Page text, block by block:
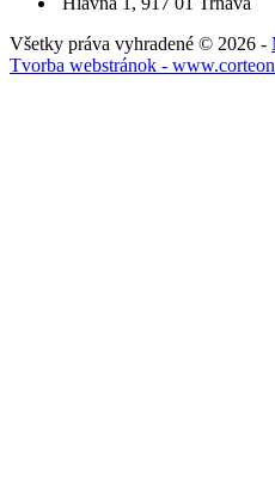
Všetky práva vyhradené © 2026 -
Tvorba webstránok -